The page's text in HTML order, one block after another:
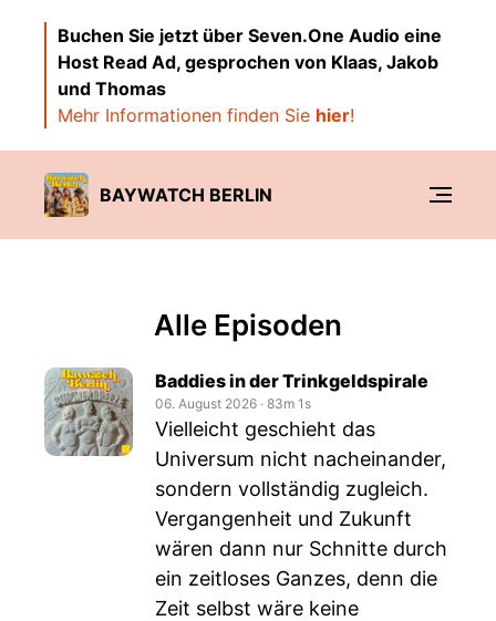
Buchen Sie jetzt über Seven.One Audio eine
Host Read Ad, gesprochen von Klaas, Jakob
und Thomas
Mehr Informationen finden Sie hier!
BAYWATCH BERLIN
Alle Episoden
Baddies in der Trinkgeldspirale
06. August 2026 ‧ 83m 1s
Vielleicht geschieht das
Universum nicht nacheinander,
sondern vollständig zugleich.
Vergangenheit und Zukunft
wären dann nur Schnitte durch
ein zeitloses Ganzes, denn die
Zeit selbst wäre keine